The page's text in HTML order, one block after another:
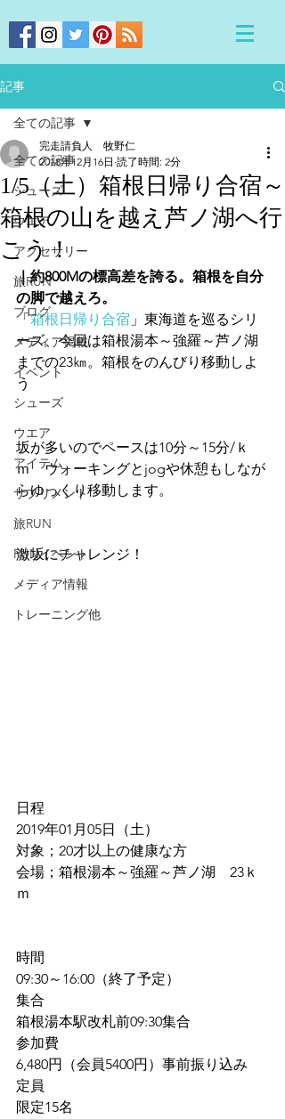
記事
全ての記事
シューズ
ウエア
アクセサリー
旅RUN
ブログ
メディア掲載
イベント
シューズ
ウエア
アイテム
サプリメント
旅RUN
RUNイベント
メディア情報
トレーニング他
全ての記事
1/5（土）箱根日帰り合宿～
箱根の山を越え芦ノ湖へ行
こう！
完走請負人 牧野仁
2018年12月16日 読了時間: 2分
｜約800Mの標高差を誇る。箱根を自分
の脚で越えろ。
「箱根日帰り合宿 」東海道を巡るシリ
ーズ、今回は箱根湯本～強羅～芦ノ湖
までの23㎞。箱根をのんびり移動しよ
う
坂が多いのでペースは10分～15分/ｋ
ｍ　ウォーキングとjogや休憩もしなが
らゆっくり移動します。
激坂にチャレンジ！
日程
2019年01月05日（土）
対象；20才以上の健康な方
会場；箱根湯本～強羅～芦ノ湖　23ｋ
ｍ
時間
09:30～16:00（終了予定）
集合
箱根湯本駅改札前09:30集合
参加費
6,480円（会員5400円）事前振り込み
定員
限定15名